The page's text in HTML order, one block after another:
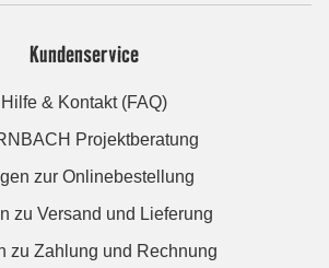
Kundenservice
Hilfe & Kontakt (FAQ)
Projektberatung
zur Onlinebestellung
zu Versand und Lieferung
zu Zahlung und Rechnung